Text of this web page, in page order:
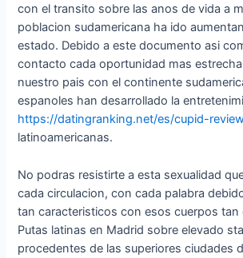
con el transito sobre las anos de vida a
poblacion sudamericana ha ido
estado. Debido a este documento asi­
contacto cada oportunidad mas
nuestro pais con el continente
espanoles han desarrollado la
https://datingranking.net/es/cupid-
latinoamericanas.
No podras resistirte a esta sexualidad
cada circulacion, con cada palabra
tan caracteristicos con esos cuerpos tan
Putas latinas en Madrid sobre elevado
procedentes de las superiores ciudades